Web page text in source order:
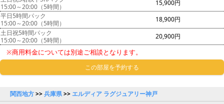
15:00～20:00（5時間）
15,900円
平日5時間パック
15:00～20:00（5時間）
18,900円
土日祝5時間パック
15:00～20:00（5時間）
20,900円
※商用料金については別途ご相談となります。
この部屋を予約する
関西地方>>兵庫県>> エルディア ラグジュアリー神戸